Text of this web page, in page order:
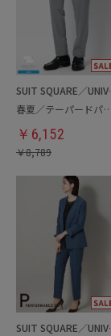
SUIT
春夏／テーパードパンツ
￥ 6,152
￥8,789
SUIT